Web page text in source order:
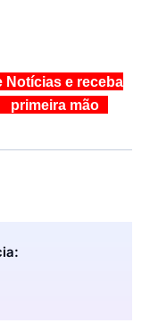
Notícias e receba
primeira mão